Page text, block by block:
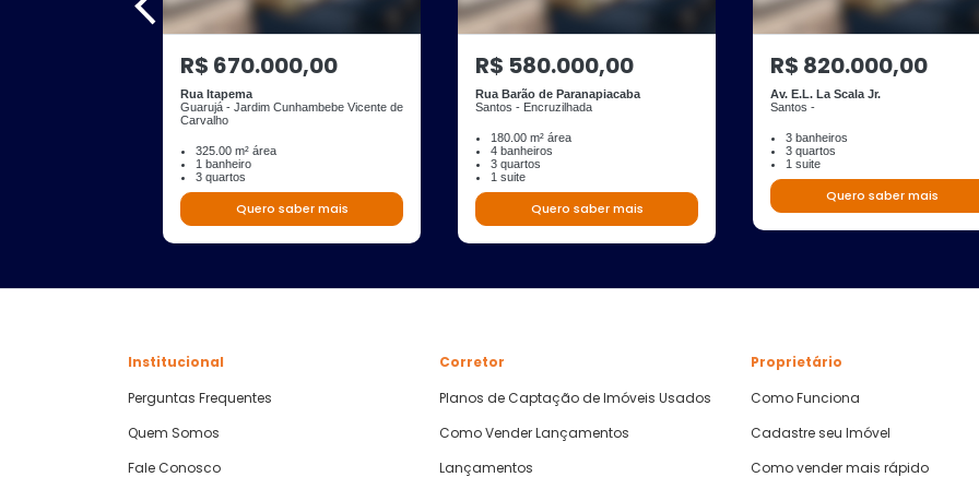
R$ 670.000,00
Rua Itapema
Guarujá - Jardim Cunhambebe Vicente de
Carvalho
325.00 m² área
1 banheiro
3 quartos
Quero saber mais
R$ 580.000,00
Rua Barão de Paranapiacaba
Santos - Encruzilhada
180.00 m² área
4 banheiros
3 quartos
1 suite
Quero saber mais
R$ 820.000,00
Av. E.L. La Scala Jr.
Santos -
3 banheiros
3 quartos
1 suite
Quero saber mais
Institucional
Perguntas Frequentes
Quem Somos
Fale Conosco
Corretor
Planos de Captação de Imóveis Usados
Como Vender Lançamentos
Lançamentos
Proprietário
Como Funciona
Cadastre seu Imóvel
Como vender mais rápido